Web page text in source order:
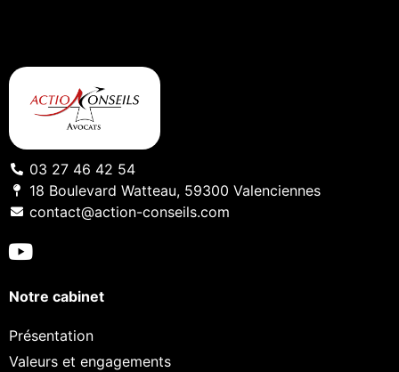
03 27 46 42 54
18 Boulevard Watteau, 59300 Valenciennes
contact@action-conseils.com
Notre cabinet
Présentation
Valeurs et engagements